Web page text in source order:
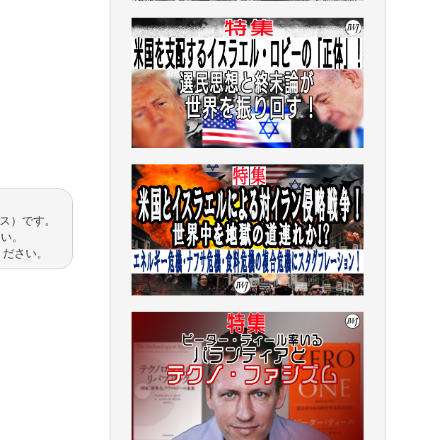
）です。
。
さい。